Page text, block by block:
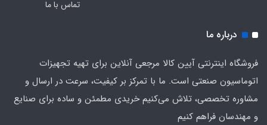
تماس با ما
درباره ما
فروشگاه اینترنتی آیین کالا مرجعی آنلاین برای تهیه تجهیزات
اتوماسیون صنعتی است. ما با تمرکز بر کیفیت، سرعت در ارسال و
مشاوره تخصصی، تلاش می‌کنیم خریدی مطمئن و ساده برای صنایع
و مهندسان فراهم کنیم